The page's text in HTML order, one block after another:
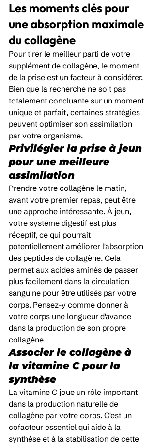
Les moments clés pour
une absorption maximale
du collagène
Pour tirer le meilleur parti de votre
supplément de collagène, le moment
de la prise est un facteur à considérer.
Bien que la recherche ne soit pas
totalement concluante sur un moment
unique et parfait, certaines stratégies
peuvent optimiser son assimilation
par votre organisme.
Privilégier la prise à jeun
pour une meilleure
assimilation
Prendre votre collagène le matin,
avant votre premier repas, peut être
une approche intéressante. À jeun,
votre système digestif est plus
réceptif, ce qui pourrait
potentiellement améliorer l'absorption
des peptides de collagène. Cela
permet aux acides aminés de passer
plus facilement dans la circulation
sanguine pour être utilisés par votre
corps. Pensez-y comme donner à
votre corps une longueur d'avance
dans la production de son propre
collagène.
Associer le collagène à
la vitamine C pour la
synthèse
La vitamine C joue un rôle important
dans la production naturelle de
collagène par votre corps. C'est un
cofacteur essentiel qui aide à la
synthèse et à la stabilisation de cette